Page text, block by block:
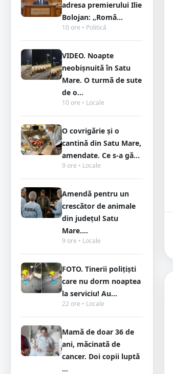
adresa premierului Ilie
Bolojan: „Româ...
10 ore • Politică
VIDEO. Noapte
neobișnuită în Satu
Mare. O turmă de sute
de o...
10 ore • Locale
O covrigărie și o
cantină din Satu Mare,
amendate. Ce s-a gă...
9 ore • Locale
Amendă pentru un
crescător de animale
din județul Satu
Mare....
9 ore • Locale
FOTO. Tinerii polițiști
care nu dorm noaptea
la serviciu! Au...
22 ore • Locale
Mamă de doar 36 de
ani, măcinată de
cancer. Doi copii luptă
...